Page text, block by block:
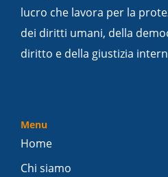
lucro che lavora per la
dei diritti umani, della
diritto e della giustizia
Menu
Home
Chi siamo